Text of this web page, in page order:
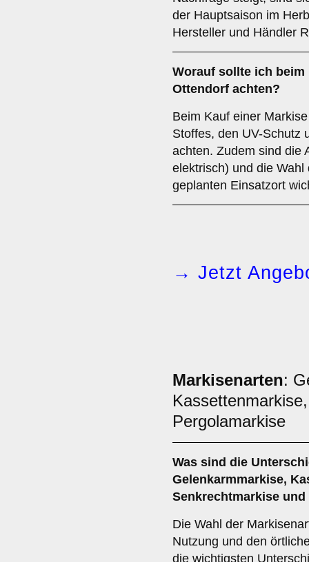
der Hauptsaison im
Hersteller und Händler
Worauf sollte ich beim
Ottendorf achten?
Beim Kauf einer
Stoffes, den UV-Schutz
achten. Zudem sind die
elektrisch) und die
geplanten Einsatzort
→ Jetzt
Markisenarten:
Pergolamarkise
Was sind die
Gelenkarmmarkise,
Senkrechtmarkise und
Die Wahl der
Nutzung und den
die wichtigsten